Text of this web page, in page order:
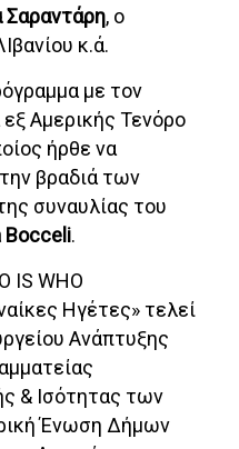
Σαραντάρη, ο
κ.ά.
με τον
Αμερικής Τενόρο
ήρθε να
βραδιά των
συναυλίας του
Bocceli.
IS WHO
Ηγέτες» τελεί
Ανάπτυξης
& Ισότητας των
Ένωση Δήμων